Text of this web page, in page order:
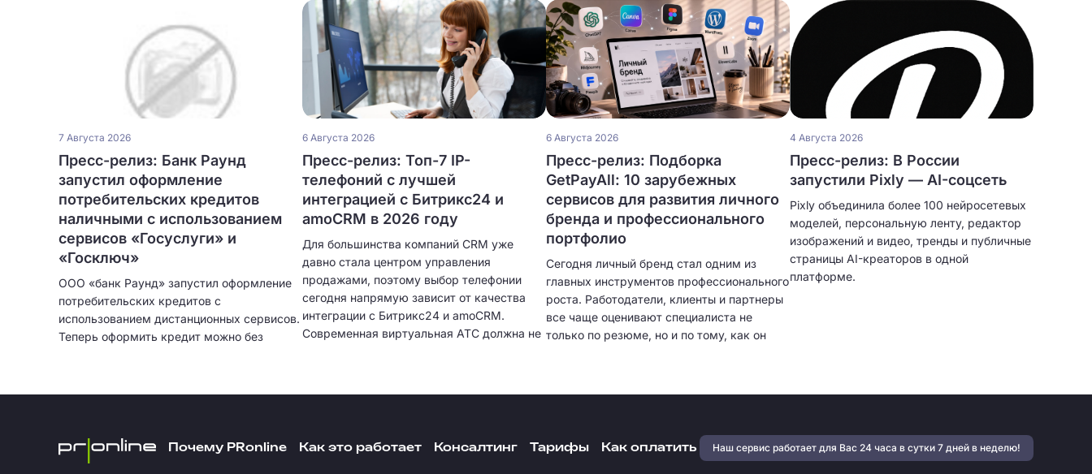
7 Августа 2026
Пресс-релиз: Банк Раунд
запустил оформление
потребительских кредитов
наличными с использованием
сервисов «Госуслуги» и
«Госключ»
ООО «банк Раунд» запустил оформление
потребительских кредитов с
использованием дистанционных сервисов.
Теперь оформить кредит можно без
6 Августа 2026
Пресс-релиз: Топ-7 IP-
телефоний с лучшей
интеграцией с Битрикс24 и
amoCRM в 2026 году
Для большинства компаний CRM уже
давно стала центром управления
продажами, поэтому выбор телефонии
сегодня напрямую зависит от качества
интеграции с Битрикс24 и amoCRM.
Современная виртуальная АТС должна не
интеграция, тем меньше ручной работы
остается менеджерам и тем выше
6 Августа 2026
Пресс-релиз: Подборка
GetPayAll: 10 зарубежных
сервисов для развития личного
бренда и профессионального
портфолио
Сегодня личный бренд стал одним из
главных инструментов профессионального
роста. Работодатели, клиенты и партнеры
все чаще оценивают специалиста не
только по резюме, но и по тому, как он
быстрее находить проекты, получать
предложения о сотрудничестве и
4 Августа 2026
Пресс-релиз: В России
запустили Pixly — AI-соцсеть
Pixly объединила более 100 нейросетевых
моделей, персональную ленту, редактор
изображений и видео, тренды и публичные
страницы AI-креаторов в одной
платформе.
Почему PRonline Как это работает Консалтинг Тарифы Как оплатить Наш сервис работает для Вас 24 часа в сутки 7 дней в неделю!